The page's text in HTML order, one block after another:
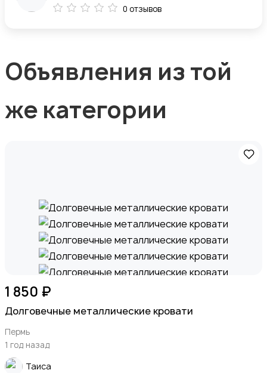
0 отзывов
Объявления из той
же категории
1 850 ₽
Долговечные металлические кровати
Пермь
1 год назад
Таиса